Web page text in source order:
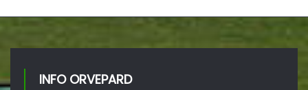
INFO ORVEPARD